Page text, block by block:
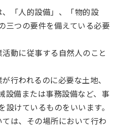
「人的設備」、「物的設
三つの要件を備えている必要
動に従事する自然人のこと
行われるのに必要な土地、
設備または事務設備など、事
けているものをいいます。
は、その場所において行わ